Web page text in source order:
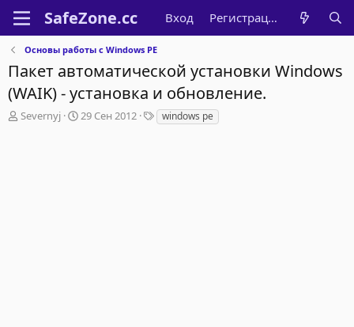
Вход Регистрация
Основы работы с Windows PE
Пакет автоматической установки Windows
(WAIK) - установка и обновление.
А
Severnyj
Д
29 Сен 2012
Т
е
windows pe